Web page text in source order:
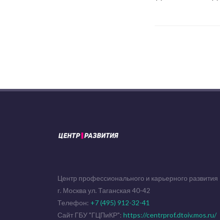
Центр профессионального и карьерного развития
г. Москва ул. Таганская 40-42
Телефон: +7 (495) 912-32-41
Сайт ГБУ "ГЦПиКР": https://centrprof.dtoiv.mos.ru/